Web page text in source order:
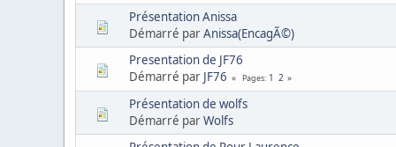
Présentation Anissa
Démarré parAnissa(EncagÃ©)
Presentation de JF76
Démarré par JF76 Pages 1 2
Présentation de wolfs
Démarré parWolfs